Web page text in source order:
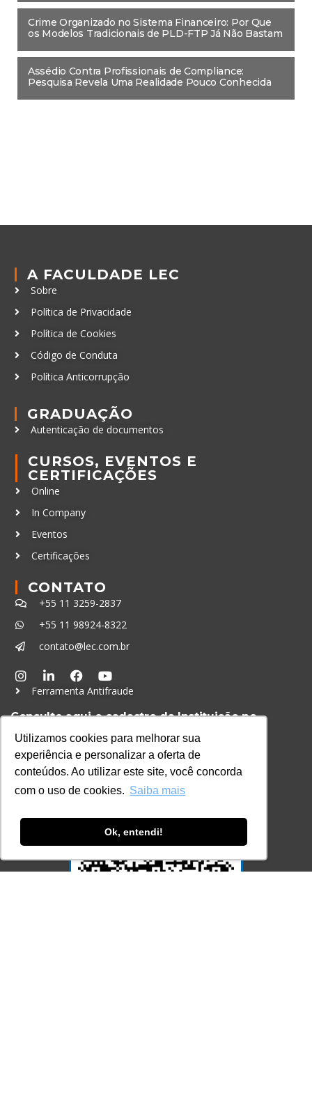
Utilizamos cookies para melhorar sua
experiência e personalizar a oferta de
conteúdos. Ao utilizar este site, você concorda
com o uso de cookies. Saiba mais
Ok, entendi!
Crime Organizado no Sistema Financeiro: Por Que
os Modelos Tradicionais de PLD-FTP Já Não Bastam
Assédio Contra Profissionais de Compliance:
Pesquisa Revela Uma Realidade Pouco Conhecida
A FACULDADE LEC
Sobre
Política de Privacidade
Política de Cookies
Código de Conduta
Política Anticorrupção
GRADUAÇÃO
Autenticação de documentos
CURSOS, EVENTOS E
CERTIFICAÇÕES
Online
In Company
Eventos
Certificações
CONTATO
+55 11 3259-2837
+55 11 98924-8322
contato@lec.com.br
Ferramenta Antifraude
Consulte aqui o cadastro da Instituição no